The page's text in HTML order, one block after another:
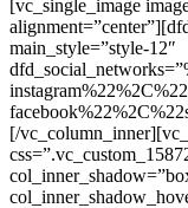
[vc_single_image
main_style=”style-12″
[/